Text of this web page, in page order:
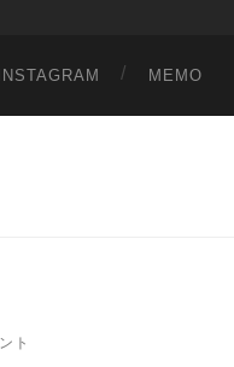
INSTAGRAM MEMO
ト